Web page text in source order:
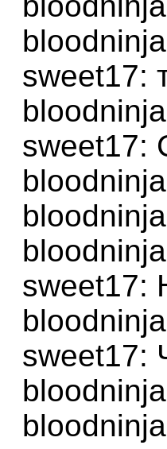
sweet17:
sweet17:
sweet17:
sweet17: